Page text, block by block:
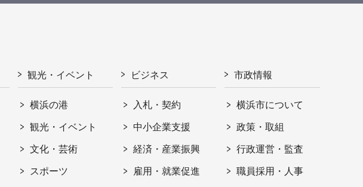
観光・イベント
横浜の港
観光・イベント
文化・芸術
スポーツ
ビジネス
入札・契約
中小企業支援
経済・産業振興
雇用・就業促進
市政情報
横浜市について
政策・取組
行政運営・監査
職員採用・人事